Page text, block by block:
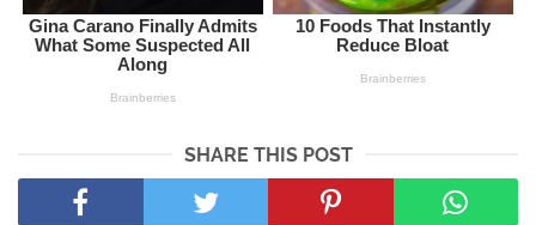
SHARE THIS POST